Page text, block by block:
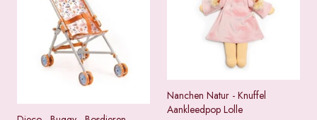
Nanchen Natur - Knuffel
Aankleedpop Lolle